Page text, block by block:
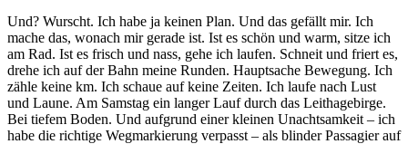
Und? Wurscht. Ich habe ja keinen Plan. Und das gefällt mir. Ich
mache das, wonach mir gerade ist. Ist es schön und warm, sitze ich
am Rad. Ist es frisch und nass, gehe ich laufen. Schneit und friert es,
drehe ich auf der Bahn meine Runden. Hauptsache Bewegung. Ich
zähle keine km. Ich schaue auf keine Zeiten. Ich laufe nach Lust
und Laune. Am Samstag ein langer Lauf durch das Leithagebirge.
Bei tiefem Boden. Und aufgrund einer kleinen Unachtsamkeit – ich
habe die richtige Wegmarkierung verpasst – als blinder Passagier auf